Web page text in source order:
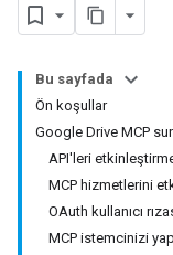
Bu sayfada
Ön koşullar
Google Drive MCP
API'leri
MCP hizmetlerini
OAuth kullanıcı
MCP istemcinizi